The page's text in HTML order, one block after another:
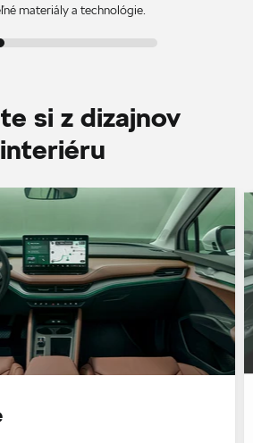
materiály a technológie.
si z dizajnov
interiéru